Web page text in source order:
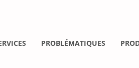
PROBLÉMATIQUES